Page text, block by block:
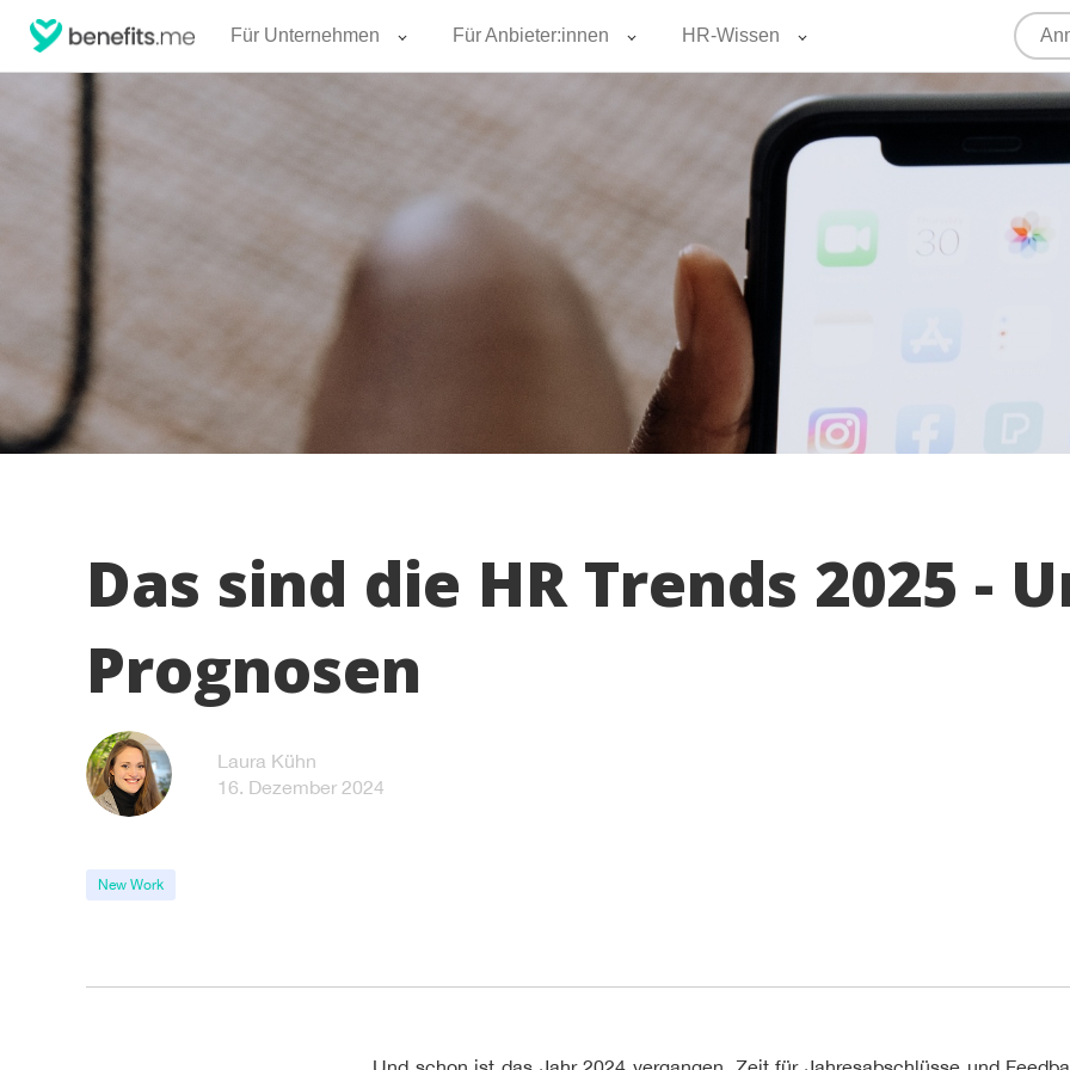
Für Unternehmen Für Anbieter:innen HR-Wissen
Das sind die HR Trends 2025 -
Prognosen
Laura Kühn
16. Dezember 2024
New Work